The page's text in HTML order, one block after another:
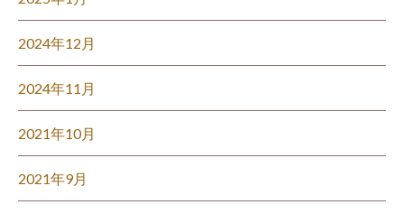
2024年12月
2024年11月
2021年10月
2021年9月